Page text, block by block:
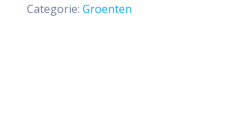
Categorie: Groenten